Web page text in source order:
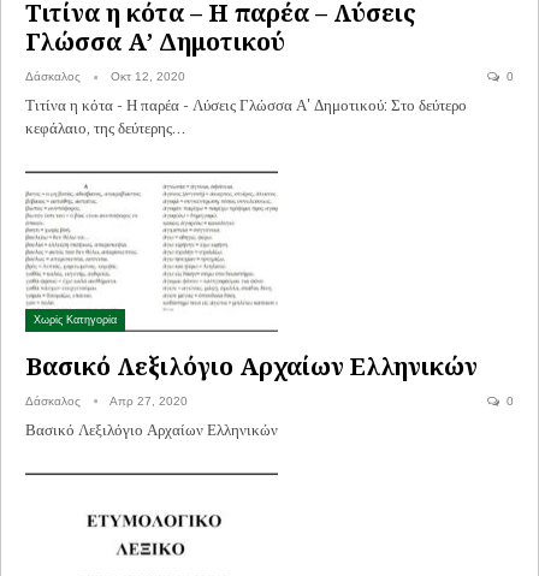
Τιτίνα η κότα – Η παρέα – Λύσεις
Γλώσσα Α’ Δημοτικού
Δάσκαλος Οκτ 12, 2020 0
Τιτίνα η κότα - Η παρέα - Λύσεις Γλώσσα Α' Δημοτικού: Στο δεύτερο
κεφάλαιο, της δεύτερης…
Χωρίς Κατηγορία
Βασικό Λεξιλόγιο Αρχαίων Ελληνικών
Δάσκαλος Απρ 27, 2020 0
Βασικό Λεξιλόγιο Αρχαίων Ελληνικών